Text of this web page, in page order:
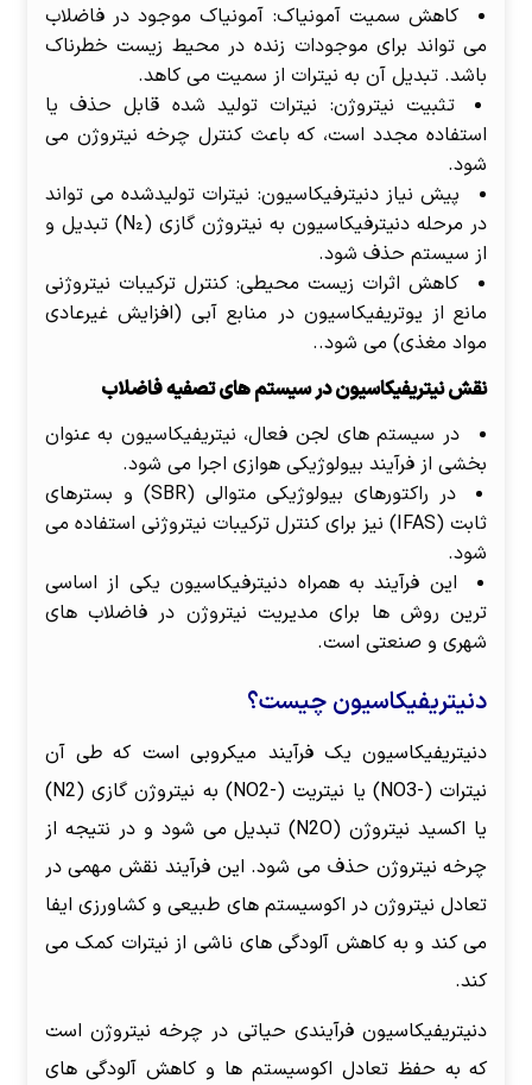
کاهش سمیت آمونیاک: آمونیاک موجود در فاضلاب
می تواند برای موجودات زنده در محیط زیست خطرناک
باشد. تبدیل آن به نیترات از سمیت می کاهد.
تثبیت نیتروژن: نیترات تولید شده قابل حذف یا
استفاده مجدد است، که باعث کنترل چرخه نیتروژن می
شود.
پیش نیاز دنیترفیکاسیون: نیترات تولیدشده می تواند
در مرحله دنیترفیکاسیون به نیتروژن گازی (N₂) تبدیل و
از سیستم حذف شود.
کاهش اثرات زیست محیطی: کنترل ترکیبات نیتروژنی
مانع از یوتریفیکاسیون در منابع آبی (افزایش غیرعادی
مواد مغذی) می شود..
نقش نیتریفیکاسیون در سیستم های تصفیه فاضلاب
در سیستم های لجن فعال، نیتریفیکاسیون به عنوان
بخشی از فرآیند بیولوژیکی هوازی اجرا می شود.
در راکتورهای بیولوژیکی متوالی (SBR) و بسترهای
ثابت (IFAS) نیز برای کنترل ترکیبات نیتروژنی استفاده می
شود.
این فرآیند به همراه دنیترفیکاسیون یکی از اساسی
ترین روش ها برای مدیریت نیتروژن در فاضلاب های
شهری و صنعتی است.
دنیتریفیکاسیون چیست؟
دنیتریفیکاسیون یک فرآیند میکروبی است که طی آن
نیترات (-NO3) یا نیتریت (-NO2) به نیتروژن گازی (N2)
یا اکسید نیتروژن (N2O) تبدیل می شود و در نتیجه از
چرخه نیتروژن حذف می شود. این فرآیند نقش مهمی در
تعادل نیتروژن در اکوسیستم های طبیعی و کشاورزی ایفا
می کند و به کاهش آلودگی های ناشی از نیترات کمک می
کند.
دنیتریفیکاسیون فرآیندی حیاتی در چرخه نیتروژن است
که به حفظ تعادل اکوسیستم ها و کاهش آلودگی های